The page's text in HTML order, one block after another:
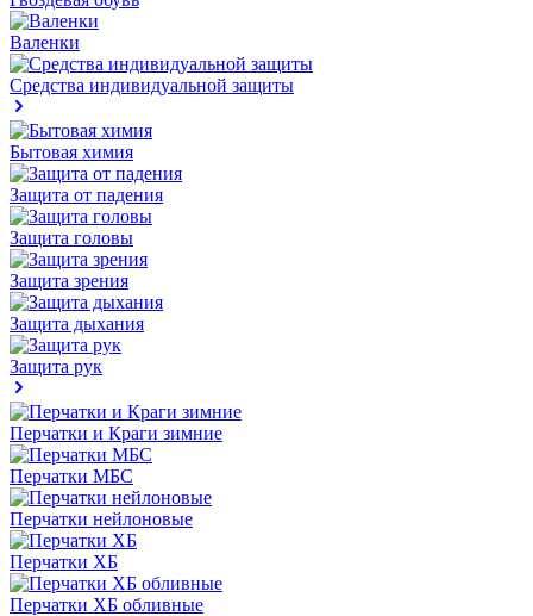
Валенки
Средства индивидуальной защиты
Бытовая химия
Защита от падения
Защита головы
Защита зрения
Защита дыхания
Защита рук
Перчатки и Краги зимние
Перчатки МБС
Перчатки нейлоновые
Перчатки ХБ
Перчатки ХБ обливные